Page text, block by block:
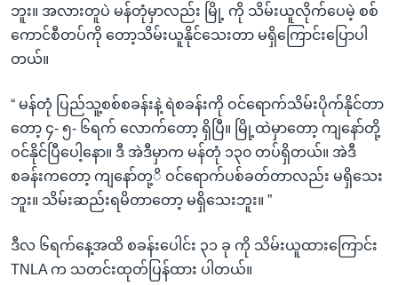
ဘူး။ အလားတူပဲ မန်တုံမှာလည်း မြို့ ကို သိမ်းယူလိုက်ပေမဲ့ စစ်
ကောင်စီတပ်ကို တော့သိမ်းယူနိုင်သေးတာ မရှိကြောင်းပြောပါ
တယ်။
“ မန်တုံ ပြည်သူ့စစ်စခန်းနဲ့ ရဲစခန်းကို ဝင်ရောက်သိမ်းပိုက်နိုင်တာ
တော့ ၄- ၅- ၆ရက် လောက်တော့ ရှိပြီ။ မြို့ထဲမှာတော့ ကျနော်တို့
ဝင်နိုင်ပြီပေါ့နော။ ဒီ အဲဒီမှာက မန်တုံ ၁၃၀ တပ်ရှိတယ်။ အဲဒီ
စခန်းကတော့ ကျနော်တု့ိ ဝင်ရောက်ပစ်ခတ်တာလည်း မရှိသေး
ဘူး။ သိမ်းဆည်းရမိတာတော့ မရှိသေးဘူး။ ”
ဒီလ ၆ရက်နေ့အထိ စခန်းပေါင်း ၃၁ ခု ကို သိမ်းယူထားကြောင်း
TNLA က သတင်းထုတ်ပြန်ထား ပါတယ်။